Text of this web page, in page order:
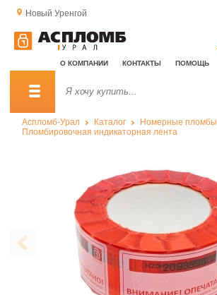
Новый Уренгой
О КОМПАНИИ КОНТАКТЫ ПОМОЩЬ
Аспломб-Урал Каталог
Номерные пломбы
Пломбировочная индикаторная лента